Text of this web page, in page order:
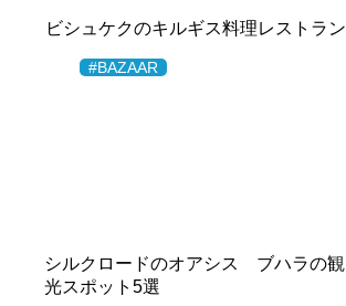
ビシュケクのキルギス料理レストラン
#BAZAAR
シルクロードのオアシス ブハラの観
光スポット5選